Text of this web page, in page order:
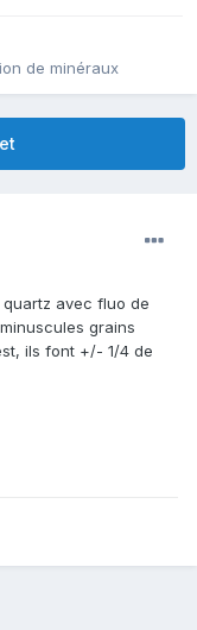
de minéraux
avec fluo de
grains
ils font +/- 1/4 de